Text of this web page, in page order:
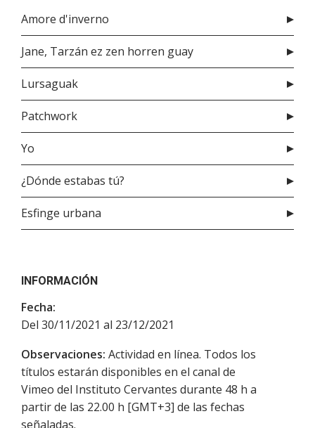
Amore d'inverno
Jane, Tarzán ez zen horren guay
Lursaguak
Patchwork
Yo
¿Dónde estabas tú?
Esfinge urbana
INFORMACIÓN
Fecha:
Del 30/11/2021 al 23/12/2021
Observaciones: Actividad en línea. Todos los
títulos estarán disponibles en el canal de
Vimeo del Instituto Cervantes durante 48 h a
partir de las 22.00 h [GMT+3] de las fechas
señaladas.